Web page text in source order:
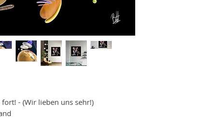
- (Wir lieben uns sehr!)